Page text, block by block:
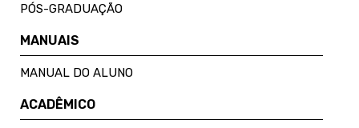
PÓS-GRADUAÇÃO
MANUAIS
MANUAL DO ALUNO
ACADÊMICO